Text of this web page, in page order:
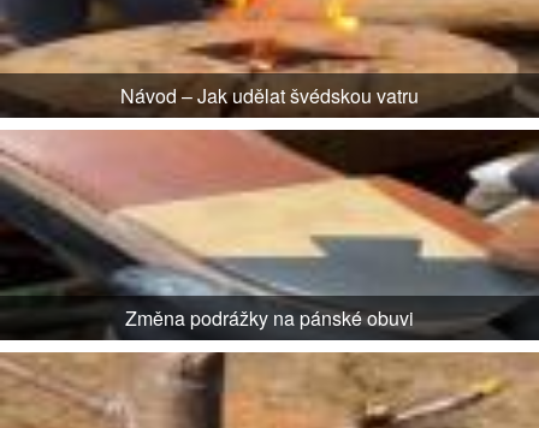
Návod – Jak udělat švédskou vatru
Změna podrážky na pánské obuvi